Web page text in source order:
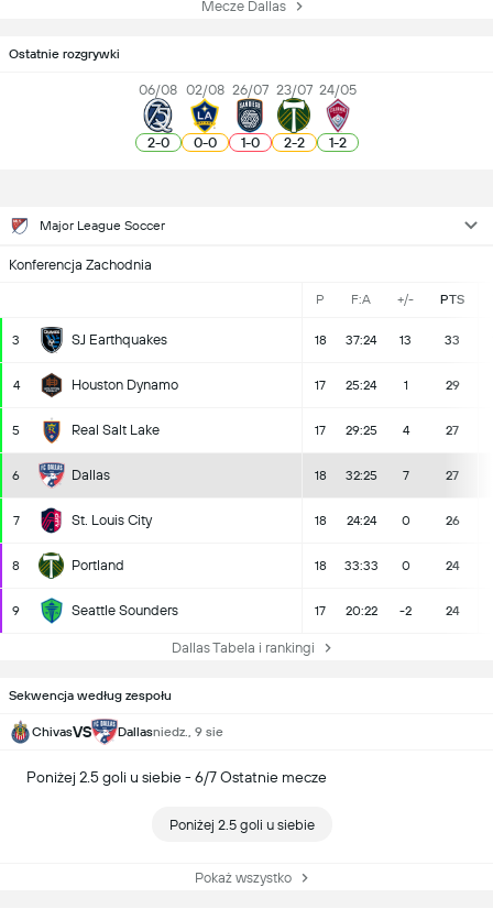
Mecze Dallas
Ostatnie rozgrywki
06/08
2-0
02/08
0-0
26/07
1-0
23/07
2-2
24/05
1-2
Major League Soccer
Konferencja Zachodnia
P F:A +/- PTS
3 SJ Earthquakes 18 37:24 13 33
4 Houston Dynamo 17 25:24 1 29
5 Real Salt Lake 17 29:25 4 27
6 Dallas 18 32:25 7 27
7 St. Louis City 18 24:24 0 26
8 Portland 18 33:33 0 24
9 Seattle Sounders 17 20:22 -2 24
Dallas Tabela i rankingi
Sekwencja według zespołu
ChivasVS Dallasniedz., 9 sie
Poniżej 2.5 goli u siebie - 6/7 Ostatnie mecze
Poniżej 2.5 goli u siebie
Pokaż wszystko